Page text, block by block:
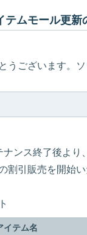
テムモール更新
うございます。
ナンス終了後より
割引販売を開始
イテム名